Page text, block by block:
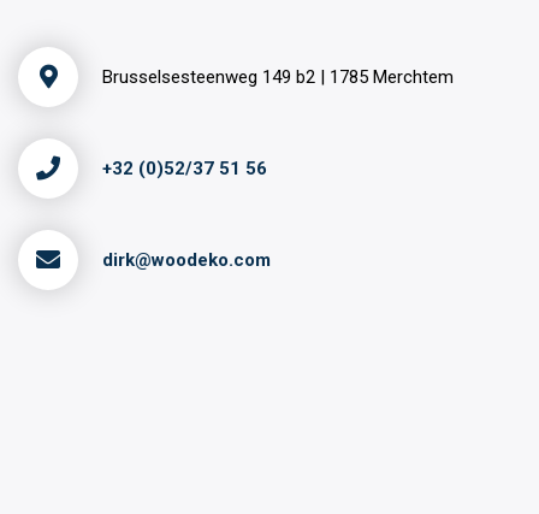
Brusselsesteenweg 149 b2 | 1785 Merchtem
+32 (0)52/37 51 56
dirk@woodeko.com